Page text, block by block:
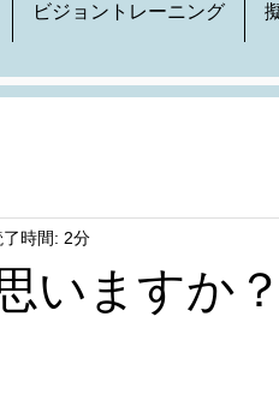
ビジョントレーニング
いますか
了時間: 2分